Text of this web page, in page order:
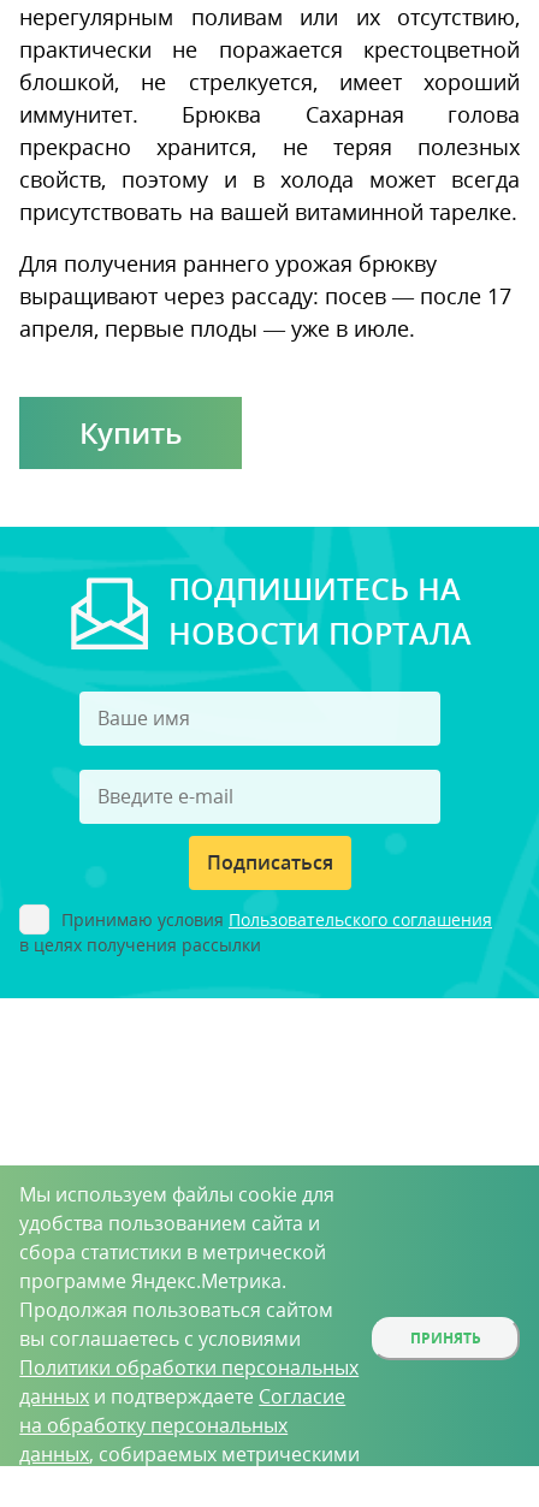
нерегулярным поливам или их отсутствию,
практически не поражается крестоцветной
блошкой, не стрелкуется, имеет хороший
иммунитет. Брюква Сахарная голова
прекрасно хранится, не теряя полезных
свойств, поэтому и в холода может всегда
присутствовать на вашей витаминной тарелке.
Для получения раннего урожая брюкву
выращивают через рассаду: посев — после 17
апреля, первые плоды — уже в июле.
Купить
ПОДПИШИТЕСЬ НА
НОВОСТИ ПОРТАЛА
Подписаться
Принимаю условия Пользовательского соглашения
в целях получения рассылки
Мы используем файлы cookie для
удобства пользованием сайта и
сбора статистики в метрической
программе Яндекс.Метрика.
Продолжая пользоваться сайтом
вы соглашаетесь с условиями
Политики обработки персональных
данных и подтверждаете Согласие
на обработку персональных
данных, собираемых метрическими
ПРИНЯТЬ